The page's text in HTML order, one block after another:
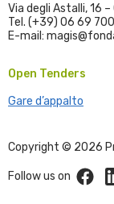
Via degli Astalli, 16
Tel. (+39) 06 69
E-mail:
Open Tenders
Gare d’appalto
Copyright © 2026
Follow us on